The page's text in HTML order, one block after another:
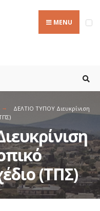
MENU
ΔΕΛΤΙΟ ΤΥΠΟΥ Διευκρίνιση
(ΤΠΣ)